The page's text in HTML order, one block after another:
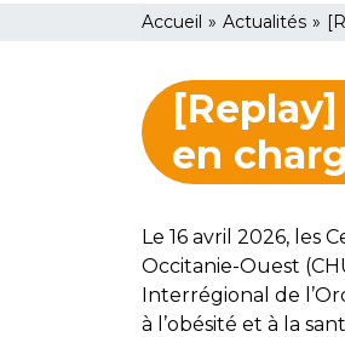
You
are
here
Accueil » Actualités »
en
Le 16 avril 2026, les
Occitanie-Ouest
Interrégional de
à l’obésité et à la